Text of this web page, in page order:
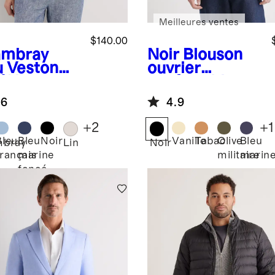
Veston
$140.00
Bleu
marine
foncé
Noir Lin
+2
Noir Blouson
ouvrier
extensible en
coton
biologique
Meilleures ventes
4.9
NoirVanilleTabacOlive
militaire
Bleu
+1